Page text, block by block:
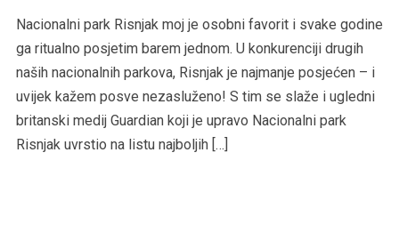
Nacionalni park Risnjak moj je osobni favorit i svake godine
ga ritualno posjetim barem jednom. U konkurenciji drugih
naših nacionalnih parkova, Risnjak je najmanje posjećen – i
uvijek kažem posve nezasluženo! S tim se slaže i ugledni
britanski medij Guardian koji je upravo Nacionalni park
Risnjak uvrstio na listu najboljih […]